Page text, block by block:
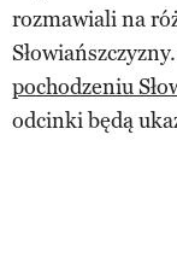
rozmawiali na
pochodzeniu
odcinki będą